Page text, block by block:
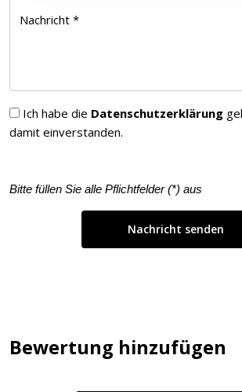
Nachricht *
Ich habe die Datenschutzerklärung
damit einverstanden.
Bitte füllen Sie alle Pflichtfelder (*) aus
Bewertung hinzufügen